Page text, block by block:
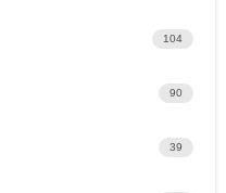
104
90
39